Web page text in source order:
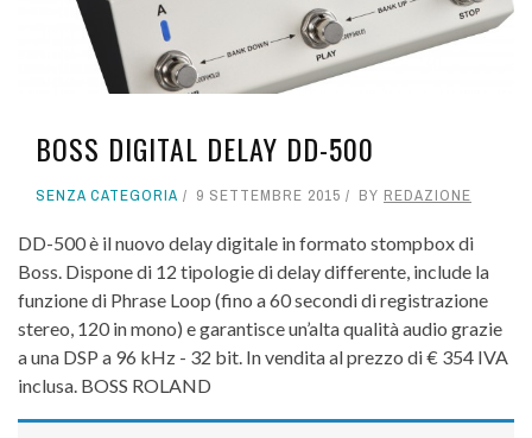
BOSS DIGITAL DELAY DD-500
SENZA CATEGORIA 9 SETTEMBRE 2015 BY REDAZIONE
DD-500 è il nuovo delay digitale in formato stompbox di
Boss. Dispone di 12 tipologie di delay differente, include la
funzione di Phrase Loop (fino a 60 secondi di registrazione
stereo, 120 in mono) e garantisce un’alta qualità audio grazie
a una DSP a 96 kHz - 32 bit. In vendita al prezzo di € 354 IVA
inclusa. BOSS ROLAND